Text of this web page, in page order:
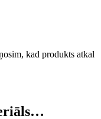
kad produkts atkal